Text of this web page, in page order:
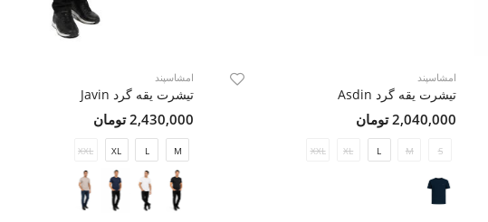
امشاسپند
تیشرت یقه گرد Asdin
2,040,000 تومان
S
M
L
XL
XXL
امشاسپند
تیشرت یقه گرد Javin
2,430,000 تومان
M
L
XL
XXL